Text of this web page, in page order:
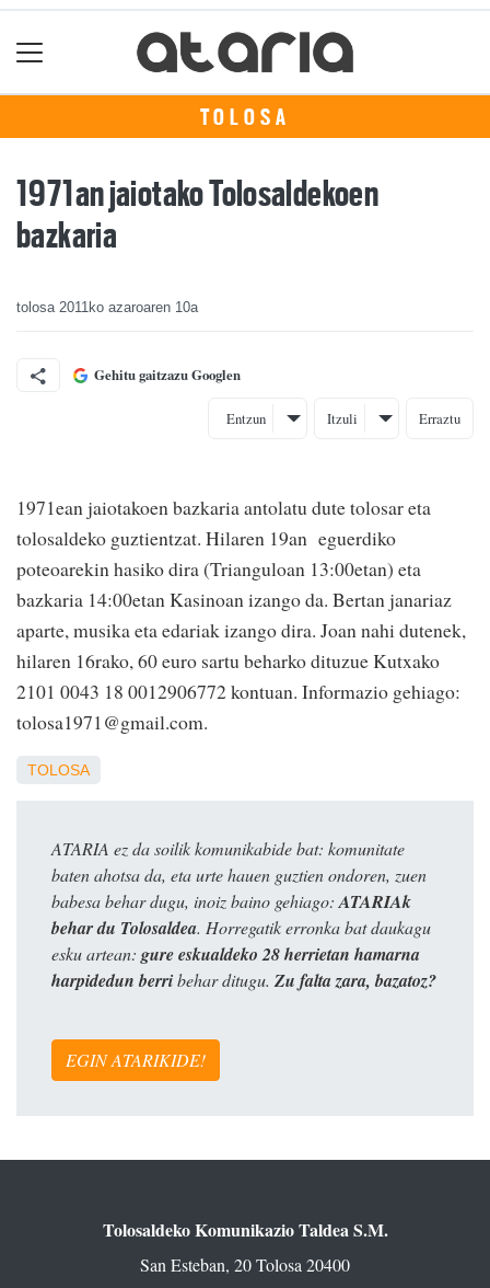
TOLOSA
1971an jaiotako Tolosaldekoen
bazkaria
tolosa 2011ko azaroaren 10a
Gehitu gaitzazu Googlen
Entzun Itzuli Erraztu
1971ean jaiotakoen bazkaria antolatu dute tolosar eta
tolosaldeko guztientzat. Hilaren 19an eguerdiko
poteoarekin hasiko dira (Trianguloan 13:00etan) eta
bazkaria 14:00etan Kasinoan izango da. Bertan janariaz
aparte, musika eta edariak izango dira. Joan nahi dutenek,
hilaren 16rako, 60 euro sartu beharko dituzue Kutxako
2101 0043 18 0012906772 kontuan. Informazio gehiago:
tolosa1971@gmail.com.
TOLOSA
ATARIA ez da soilik komunikabide bat: komunitate
baten ahotsa da, eta urte hauen guztien ondoren, zuen
babesa behar dugu, inoiz baino gehiago: ATARIAk
behar du Tolosaldea. Horregatik erronka bat daukagu
esku artean: gure eskualdeko 28 herrietan hamarna
harpidedun berribehar ditugu. Zu falta zara, bazatoz?
EGIN ATARIKIDE!
Tolosaldeko Komunikazio Taldea S.M.
San Esteban, 20 Tolosa 20400